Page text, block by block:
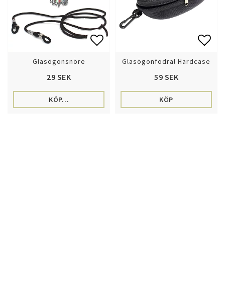
Lägg till i favoritlistan
Glasögonsnöre
29 SEK
KÖP…
Glasögonfodral Hardcase
59 SEK
KÖP